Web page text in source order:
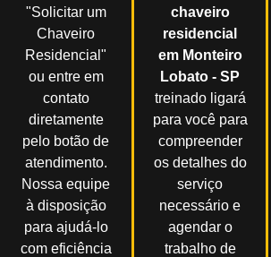
"Solicitar um
Chaveiro
Residencial"
ou entre em
contato
diretamente
pelo botão de
atendimento.
Nossa equipe
à disposição
para ajudá-lo
com eficiência
chaveiro
residencial
em Monteiro
Lobato - SP
treinado ligará
para você para
compreender
os detalhes do
serviço
necessário e
agendar o
trabalho de